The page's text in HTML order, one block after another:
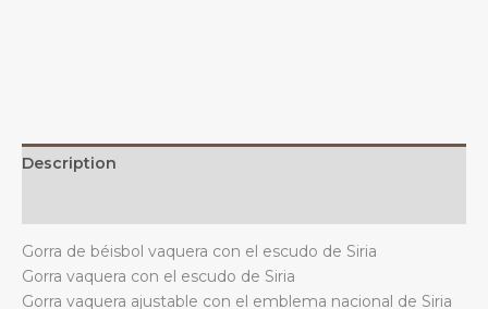
negro
quantity
Description
Gorra de béisbol vaquera con el escudo de Siria
Gorra vaquera con el escudo de Siria
Gorra vaquera ajustable con el emblema nacional de Siria